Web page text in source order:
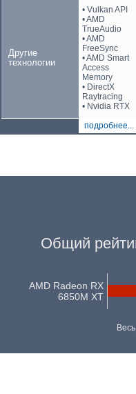
Другие
технологии
• Vulkan API
• AMD
TrueAudio
• AMD
FreeSync
• AMD Smart
Access
Memory
• DirectX
Raytracing
• Nvidia RTX
подробнее...
Общий
AMD Radeon RX
6850M XT